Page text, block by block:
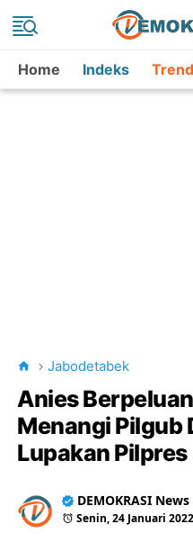
Home Indeks
Jabodetabek
Anies
Menangi Pilgub
Lupakan Pilpres
DEMOKRASI News
Senin, 24 Januari 2022